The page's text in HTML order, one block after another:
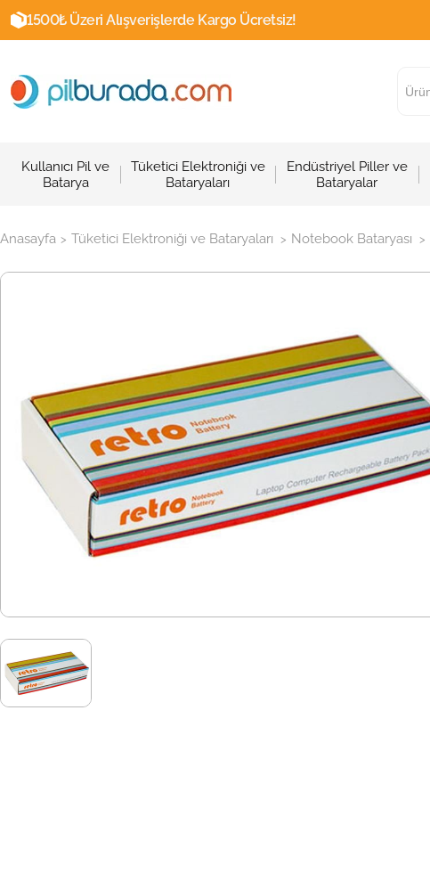
1500₺ Üzeri Alışverişlerde Kargo Ücretsiz!
Kullanıcı Pil ve
Batarya
Tüketici Elektroniği ve
Bataryaları
Endüstriyel Piller ve
Bataryalar
Anasayfa > Tüketici Elektroniği ve Bataryaları > Notebook Bataryası >